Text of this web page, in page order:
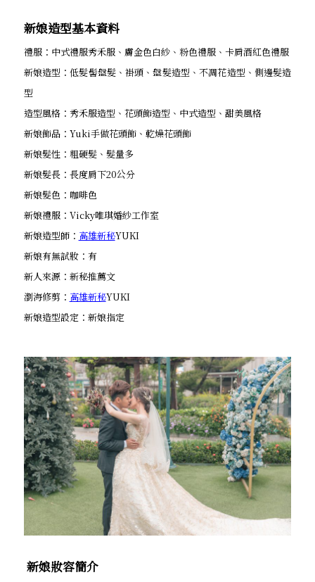
新娘造型基本資料
禮服：中式禮服秀禾服、膚金色白紗、粉色禮服、卡肩酒紅色禮服
新娘造型：低髮髻盤髮、褂頭、盤髮造型、不凋花造型、側邊髮造
型
造型風格：秀禾服造型、花頭飾造型、中式造型、甜美風格
新娘飾品：Yuki手做花頭飾、乾燥花頭飾
新娘髮性：粗硬髮、髮量多
新娘髮長：長度肩下20公分
新娘髮色：咖啡色
新娘禮服：Vicky唯琪婚紗工作室
新娘造型師： 高雄新秘YUKI
新娘有無試妝：有
新人來源：新秘推薦文
瀏海修剪： 高雄新秘YUKI
新娘造型設定：新娘指定
新娘妝容簡介